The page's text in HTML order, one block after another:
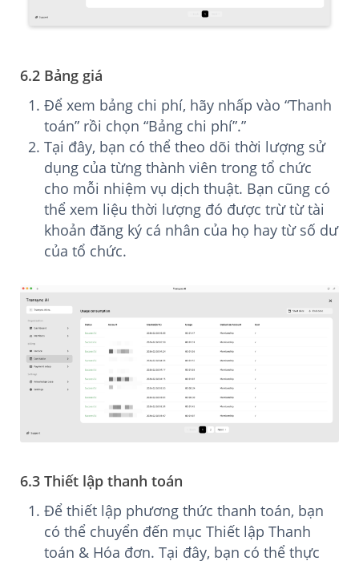
6.2 Bảng giá
Để xem bảng chi phí, hãy nhấp vào “Thanh
toán” rồi chọn “Bảng chi phí”.”
Tại đây, bạn có thể theo dõi thời lượng sử
dụng của từng thành viên trong tổ chức
cho mỗi nhiệm vụ dịch thuật. Bạn cũng có
thể xem liệu thời lượng đó được trừ từ tài
khoản đăng ký cá nhân của họ hay từ số dư
của tổ chức.
6.3 Thiết lập thanh toán
Để thiết lập phương thức thanh toán, bạn
có thể chuyển đến mục Thiết lập Thanh
toán & Hóa đơn. Tại đây, bạn có thể thực